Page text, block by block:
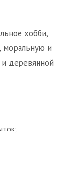
хобби,
моральную и
деревянной